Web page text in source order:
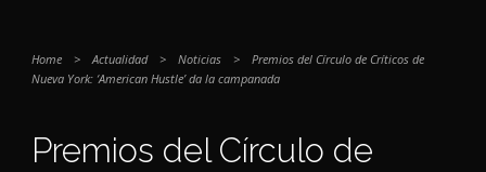
Home > Actualidad > Noticias >
Premios del Círculo de Críticos de
Nueva York: ‘American Hustle’ da la campanada
Premios del Círculo de